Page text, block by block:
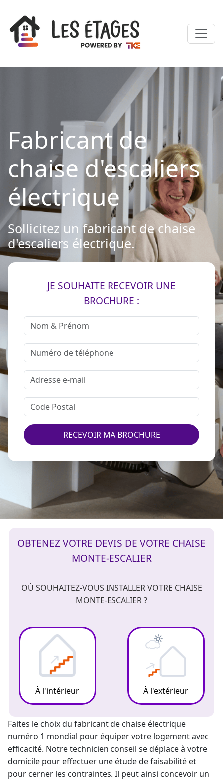
Fabricant de
chaise d'escaliers
électrique
Sollicitez un fabricant de chaise
d'escaliers électrique.
JE SOUHAITE RECEVOIR UNE
BROCHURE :
RECEVOIR MA BROCHURE
OBTENEZ VOTRE DEVIS DE VOTRE CHAISE
MONTE-ESCALIER
OÙ SOUHAITEZ-VOUS INSTALLER VOTRE CHAISE
MONTE-ESCALIER ?
À l'intérieur À l'extérieur
Faites le choix du fabricant de chaise électrique
numéro 1 mondial pour équiper votre logement avec
efficacité. Notre technicien conseil se déplace à votre
domicile pour effectuer une étude de faisabilité et
pour cerner les contraintes. Il peut ainsi concevoir un